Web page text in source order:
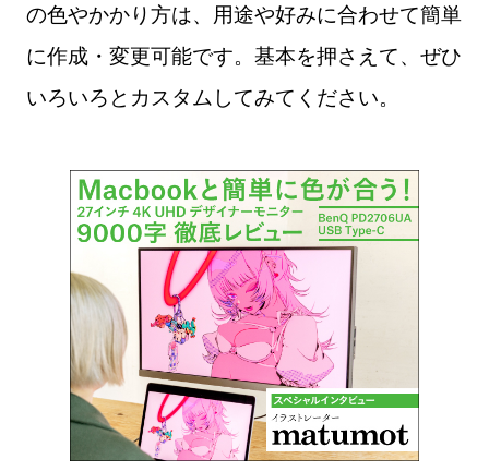
の色やかかり方は、用途や好みに合わせて簡単
に作成・変更可能です。基本を押さえて、ぜひ
いろいろとカスタムしてみてください。